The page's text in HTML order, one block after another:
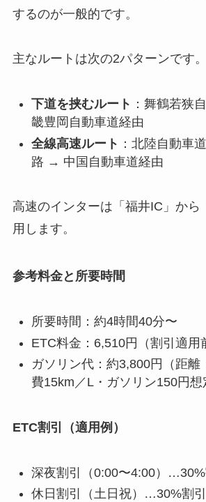
するのが一般的です。
主なルートは次の2パターンです。
下道を挟むルート ：舞鶴若狭
畿豊岡自動車道経由
全線高速ルート ：北陸自動車
路 → 中国自動車道経由
高速のインターは「福井IC」から
用します。
参考料金と所要時間
所要時間：約4時間40分〜
ETC料金：6,510円（割引適用
ガソリン代：約3,800円（距離
費15km／L・ガソリン150円想
ETC割引（適用例）
深夜割引（0:00〜4:00）…30%
休日割引（土日祝）…30%割引